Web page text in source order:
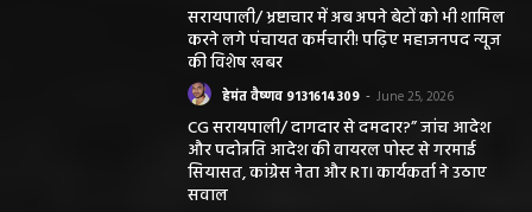
सरायपाली/ भ्रष्टाचार में अब अपने बेटों को भी शामिल
करने लगे पंचायत कर्मचारी! पढ़िए महाजनपद न्यूज
की विशेष खबर
हेमंत वैष्णव 9131614309 - June 25, 2026
CG सरायपाली/ दागदार से दमदार?” जांच आदेश
और पदोन्नति आदेश की वायरल पोस्ट से गरमाई
सियासत, कांग्रेस नेता और RTI कार्यकर्ता ने उठाए
सवाल